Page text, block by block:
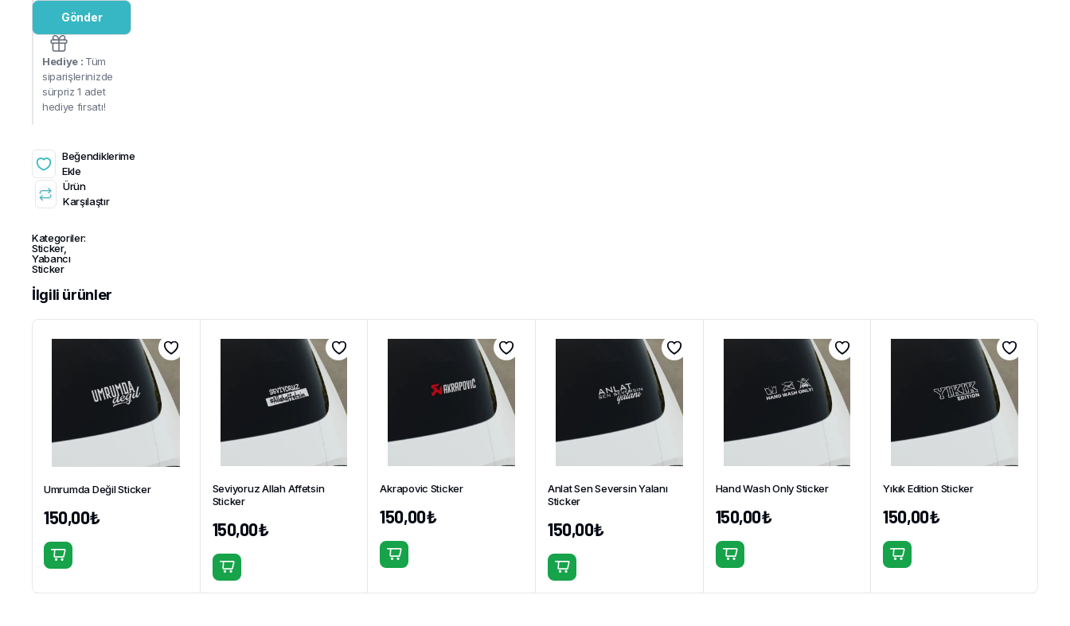
Hediye : Tüm
siparişlerinizde
sürpriz 1 adet
hediye fırsatı!
Beğendiklerime
Ekle
Ürün
Karşılaştır
Kategoriler:
Sticker,
Yabancı
Sticker
İlgili ürünler
Umrumda Değil Sticker
150,00₺
Bu
Seviyoruz Allah Affetsin
Sticker
150,00₺
Bu
ürünün
Akrapovic Sticker
150,00₺
Bu
Anlat Sen Seversin Yalanı
Sticker
150,00₺
Bu
ürünün
Hand Wash Only Sticker
150,00₺
Bu
Yıkık Edition Sticker
150,00₺
Bu